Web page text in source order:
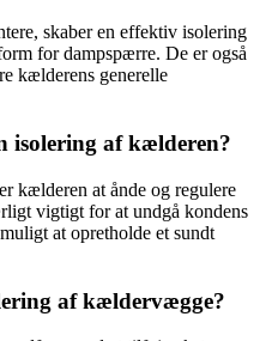
skaber en effektiv isolering
for dampspærre. De er også
kælderens generelle
isolering af kælderen?
kælderen at ånde og regulere
vigtigt for at undgå kondens
at opretholde et sundt
af kældervægge?